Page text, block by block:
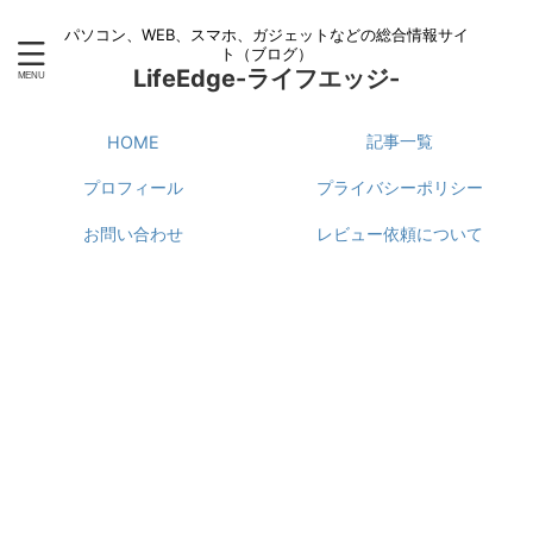
パソコン、WEB、スマホ、ガジェットなどの総合情報サイ
ト（ブログ）
LifeEdge-ライフエッジ-
HOME 記事一覧
プロフィール プライバシーポリシー
お問い合わせ レビュー依頼について